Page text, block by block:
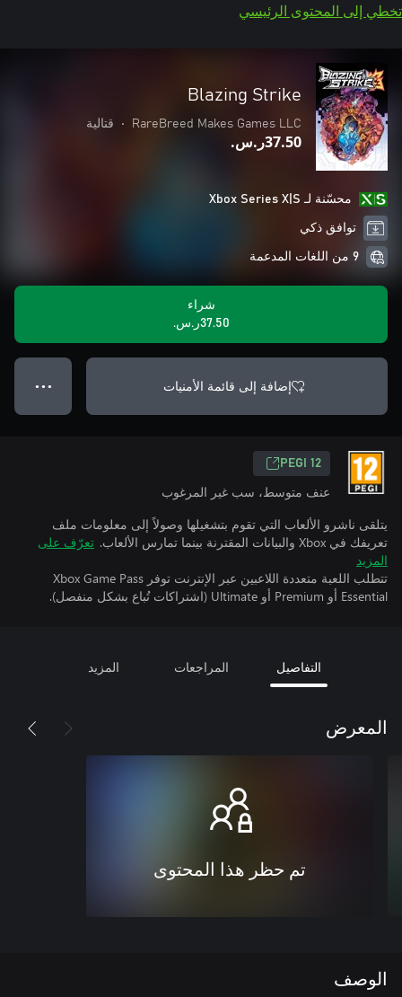
تخطي إلى المحتوى الرئيسي
Blazing Strike
RareBreed Makes Games LLC
• قتالية
‪ر.س.‏‎37.50‬
محسّنة لـ Xbox Series X|S
توافق ذكي
9 من اللغات المدعمة
شراء
‪ر.س.‏‎37.50‬
إضافة إلى قائمة الأمنيات ● ● ●
PEGI 12
عنف متوسط، سب غير المرغوب
يتلقى ناشرو الألعاب التي تقوم بتشغيلها وصولاً إلى معلومات ملف
تعريفك في Xbox والبيانات المقترنة بينما تمارس الألعاب.
تعرّف على
المزيد
تتطلب اللعبة متعددة اللاعبين عبر الإنترنت توفر Xbox Game Pass
Essential أو Premium أو Ultimate (اشتراكات تُباع بشكل منفصل).
التفاصيل المراجعات المزيد
المعرض
تم حظر هذا المحتوى
الوصف